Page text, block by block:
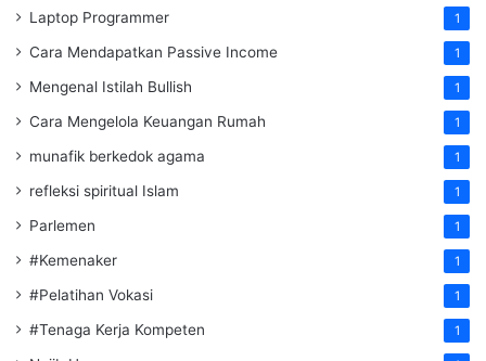
Laptop Programmer 1
Cara Mendapatkan Passive Income 1
Mengenal Istilah Bullish 1
Cara Mengelola Keuangan Rumah 1
munafik berkedok agama 1
refleksi spiritual Islam 1
Parlemen 1
#Kemenaker 1
#Pelatihan Vokasi 1
#Tenaga Kerja Kompeten 1